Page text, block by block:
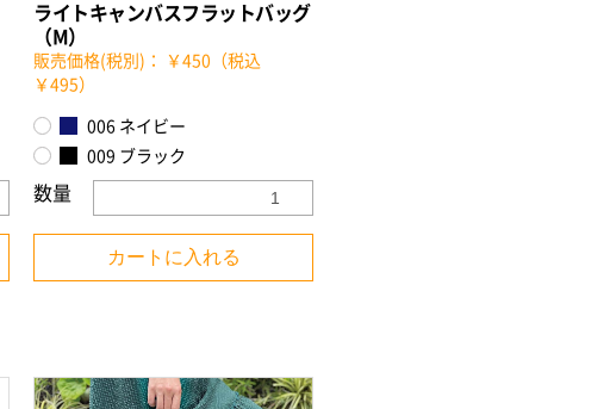
ライトキャンバスフラットバッグ
（M）
販売価格(税別)： ￥450（税込
￥495）
006 ネイビー
009 ブラック
数量
カートに入れる